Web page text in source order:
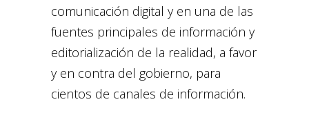
comunicación digital y en una de las
fuentes principales de información y
editorialización de la realidad, a favor
y en contra del gobierno, para
cientos de canales de información.